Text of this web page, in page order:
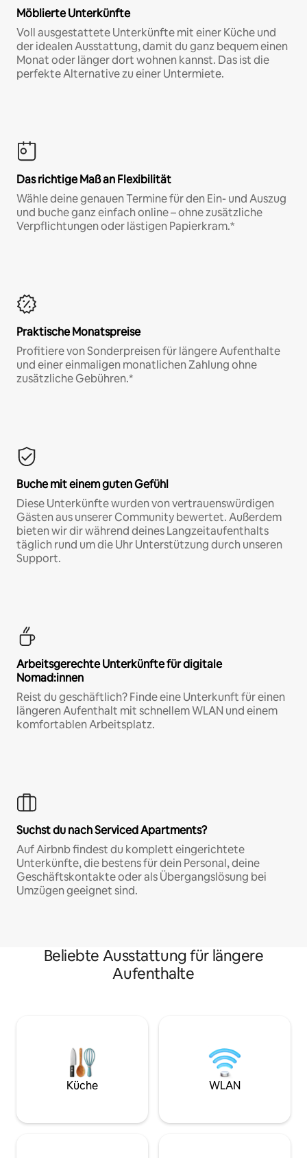
Möblierte Unterkünfte
Voll ausgestattete Unterkünfte mit einer Küche und
der idealen Ausstattung, damit du ganz bequem einen
Monat oder länger dort wohnen kannst. Das ist die
perfekte Alternative zu einer Untermiete.
Das richtige Maß an Flexibilität
Wähle deine genauen Termine für den Ein- und Auszug
und buche ganz einfach online – ohne zusätzliche
Verpflichtungen oder lästigen Papierkram.*
Praktische Monatspreise
Profitiere von Sonderpreisen für längere Aufenthalte
und einer einmaligen monatlichen Zahlung ohne
zusätzliche Gebühren.*
Buche mit einem guten Gefühl
Diese Unterkünfte wurden von vertrauenswürdigen
Gästen aus unserer Community bewertet. Außerdem
bieten wir dir während deines Langzeitaufenthalts
täglich rund um die Uhr Unterstützung durch unseren
Support.
Arbeitsgerechte Unterkünfte für digitale
Nomad:innen
Reist du geschäftlich? Finde eine Unterkunft für einen
längeren Aufenthalt mit schnellem WLAN und einem
komfortablen Arbeitsplatz.
Suchst du nach Serviced Apartments?
Auf Airbnb findest du komplett eingerichtete
Unterkünfte, die bestens für dein Personal, deine
Geschäftskontakte oder als Übergangslösung bei
Umzügen geeignet sind.
Beliebte Ausstattung für längere
Aufenthalte
Küche WLAN